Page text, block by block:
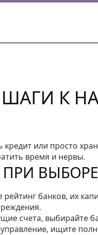
ШАГИ К
или просто
время и нервы.
банков, их
счета, выбирайте
ищите